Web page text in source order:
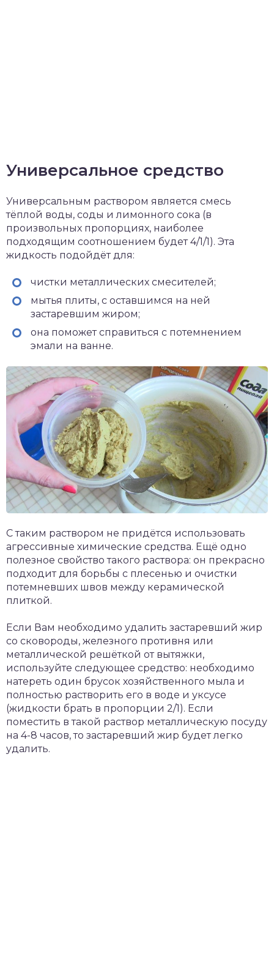
Универсальное средство
Универсальным раствором является смесь
тёплой воды, соды и лимонного сока (в
произвольных пропорциях, наиболее
подходящим соотношением будет 4/1/1). Эта
жидкость подойдёт для:
чистки металлических смесителей;
мытья плиты, с оставшимся на ней
застаревшим жиром;
она поможет справиться с потемнением
эмали на ванне.
С таким раствором не придётся использовать
агрессивные химические средства. Ещё одно
полезное свойство такого раствора: он прекрасно
подходит для борьбы с плесенью и очистки
потемневших швов между керамической
плиткой.
Если Вам необходимо удалить застаревший жир
со сковороды, железного противня или
металлической решёткой от вытяжки,
используйте следующее средство: необходимо
натереть один брусок хозяйственного мыла и
полностью растворить его в воде и уксусе
(жидкости брать в пропорции 2/1). Если
поместить в такой раствор металлическую посуду
на 4-8 часов, то застаревший жир будет легко
удалить.